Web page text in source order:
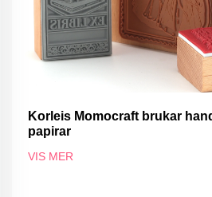
Korleis Momocraft brukar
papirar
VIS MER